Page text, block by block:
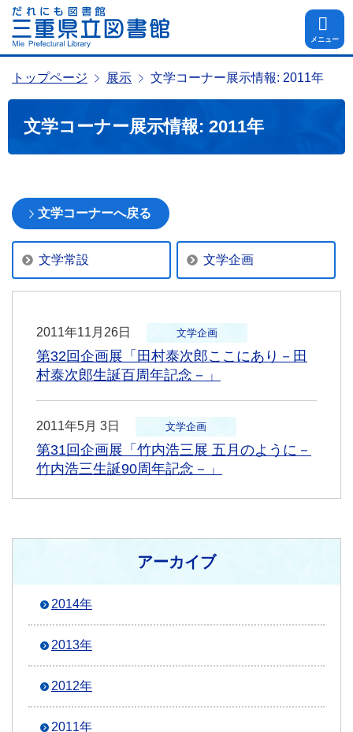
メニュー
トップページ 展示 文学コーナー展示情報: 2011年
文学コーナー展示情報: 2011年
文学コーナーへ戻る
文学常設 文学企画
2011年11月26日 文学企画
第32回企画展「田村泰次郎ここにあり－田
村泰次郎生誕百周年記念－」
2011年5月 3日 文学企画
第31回企画展「竹内浩三展 五月のように－
竹内浩三生誕90周年記念－」
アーカイブ
2014年
2013年
2012年
2011年